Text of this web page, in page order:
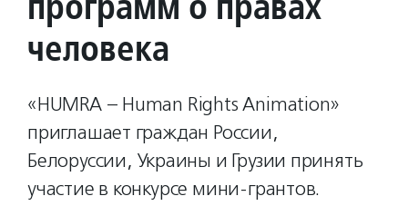
человека
«HUMRA – Human Rights Animation»
приглашает граждан России,
Белоруссии, Украины и Грузии принять
участие в конкурсе мини-грантов.